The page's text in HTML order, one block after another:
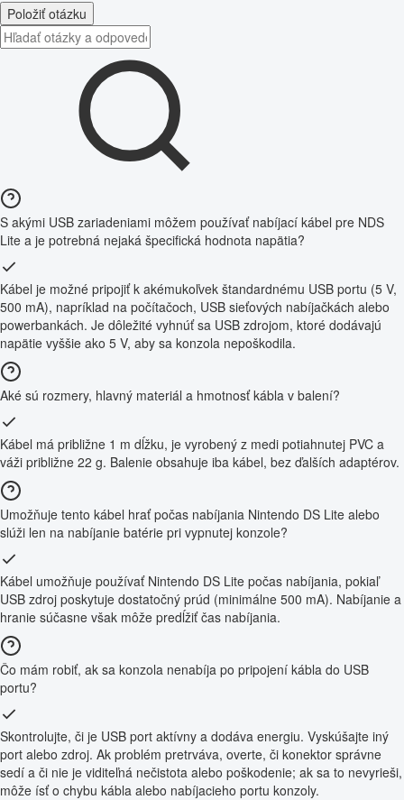
Položiť otázku
S akými USB zariadeniami môžem používať nabíjací kábel pre NDS
Lite a je potrebná nejaká špecifická hodnota napätia?
Kábel je možné pripojiť k akémukoľvek štandardnému USB portu (5 V,
500 mA), napríklad na počítačoch, USB sieťových nabíjačkách alebo
powerbankách. Je dôležité vyhnúť sa USB zdrojom, ktoré dodávajú
napätie vyššie ako 5 V, aby sa konzola nepoškodila.
Aké sú rozmery, hlavný materiál a hmotnosť kábla v balení?
Kábel má približne 1 m dĺžku, je vyrobený z medi potiahnutej PVC a
váži približne 22 g. Balenie obsahuje iba kábel, bez ďalších adaptérov.
Umožňuje tento kábel hrať počas nabíjania Nintendo DS Lite alebo
slúži len na nabíjanie batérie pri vypnutej konzole?
Kábel umožňuje používať Nintendo DS Lite počas nabíjania, pokiaľ
USB zdroj poskytuje dostatočný prúd (minimálne 500 mA). Nabíjanie a
hranie súčasne však môže predĺžiť čas nabíjania.
Čo mám robiť, ak sa konzola nenabíja po pripojení kábla do USB
portu?
Skontrolujte, či je USB port aktívny a dodáva energiu. Vyskúšajte iný
port alebo zdroj. Ak problém pretrváva, overte, či konektor správne
sedí a či nie je viditeľná nečistota alebo poškodenie; ak sa to nevyrieši,
môže ísť o chybu kábla alebo nabíjacieho portu konzoly.